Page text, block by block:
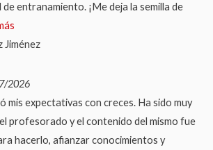
entranamiento. ¡Me deja la semilla de
Jiménez
2026
mis expectativas con creces. Ha sido muy
profesorado y el contenido del mismo fue
hacerlo, afianzar conocimientos y